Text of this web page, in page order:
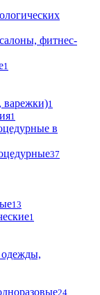
фитнес-
1
варежки)1
1
в
37
13
1
24